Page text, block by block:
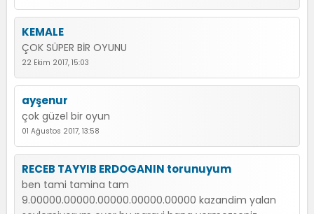
KEMALE
ÇOK SÜPER BİR OYUNU
22 Ekim 2017, 15:03
ayşenur
çok güzel bir oyun
01 Ağustos 2017, 13:58
RECEB TAYYIB ERDOGANIN torunuyum
ben tami tamina tam
9.00000.00000.00000.00000.00000 kazandim yalan